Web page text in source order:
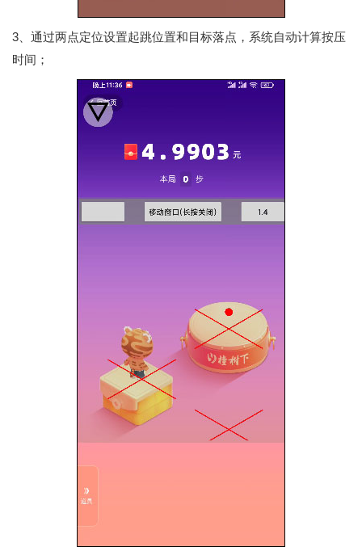
3、通过两点定位设置起跳位置和目标落点，系统自动计算按压
时间；